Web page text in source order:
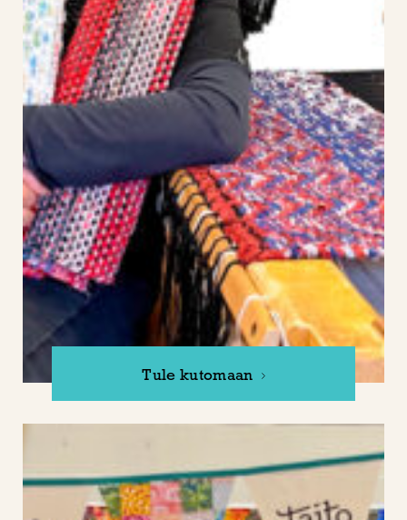
Tule kutomaan